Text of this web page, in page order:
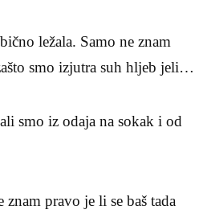
ležala. Samo ne znam
smo izjutra suh hljeb jeli…
smo iz odaja na sokak i od
pravo je li se baš tada